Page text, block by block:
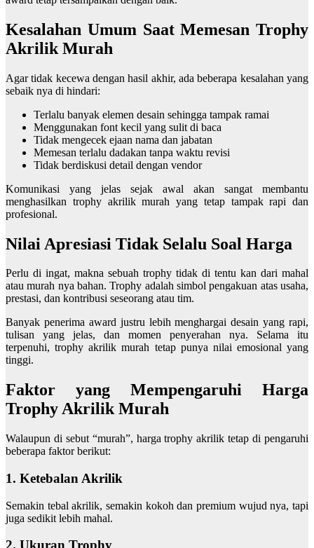
Kesalahan Umum Saat Memesan Trophy
Akrilik Murah
Agar tidak kecewa dengan hasil akhir, ada beberapa kesalahan yang
sebaik nya di hindari:
Terlalu banyak elemen desain sehingga tampak ramai
Menggunakan font kecil yang sulit di baca
Tidak mengecek ejaan nama dan jabatan
Memesan terlalu dadakan tanpa waktu revisi
Tidak berdiskusi detail dengan vendor
Komunikasi yang jelas sejak awal akan sangat membantu
menghasilkan trophy akrilik murah yang tetap tampak rapi dan
profesional.
Nilai Apresiasi Tidak Selalu Soal Harga
Perlu di ingat, makna sebuah trophy tidak di tentu kan dari mahal
atau murah nya bahan. Trophy adalah simbol pengakuan atas usaha,
prestasi, dan kontribusi seseorang atau tim.
Banyak penerima award justru lebih menghargai desain yang rapi,
tulisan yang jelas, dan momen penyerahan nya. Selama itu
terpenuhi, trophy akrilik murah tetap punya nilai emosional yang
tinggi.
Faktor yang Mempengaruhi Harga
Trophy Akrilik Murah
Walaupun di sebut “murah”, harga trophy akrilik tetap di pengaruhi
beberapa faktor berikut:
1. Ketebalan Akrilik
Semakin tebal akrilik, semakin kokoh dan premium wujud nya, tapi
juga sedikit lebih mahal.